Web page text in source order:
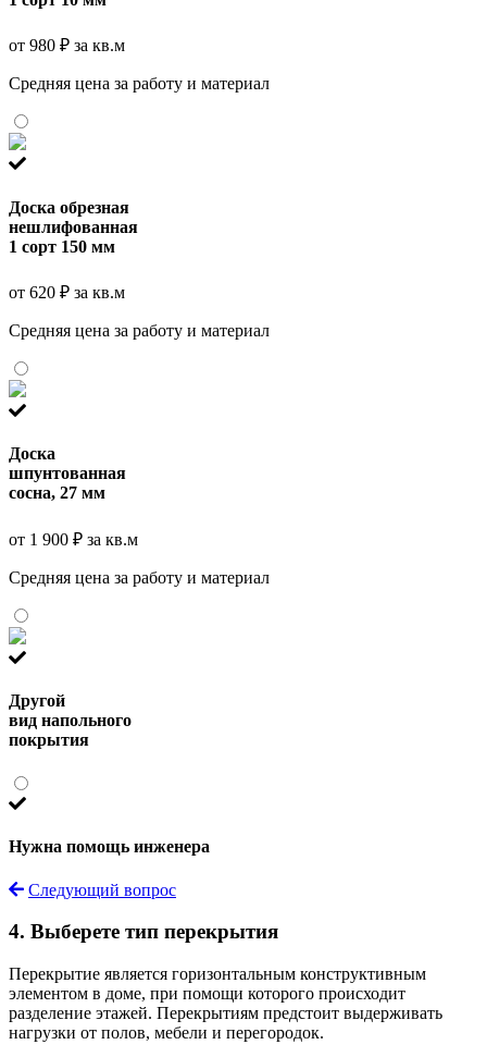
от 980 ₽ за кв.м
Средняя цена за работу и материал
Доска обрезная
нешлифованная
1 сорт 150 мм
от 620 ₽ за кв.м
Средняя цена за работу и материал
Доска
шпунтованная
сосна, 27 мм
от 1 900 ₽ за кв.м
Средняя цена за работу и материал
Другой
вид напольного
покрытия
Нужна помощь инженера
Следующий вопрос
4. Выберете тип перекрытия
Перекрытие является горизонтальным конструктивным
элементом в доме, при помощи которого происходит
разделение этажей. Перекрытиям предстоит выдерживать
нагрузки от полов, мебели и перегородок.